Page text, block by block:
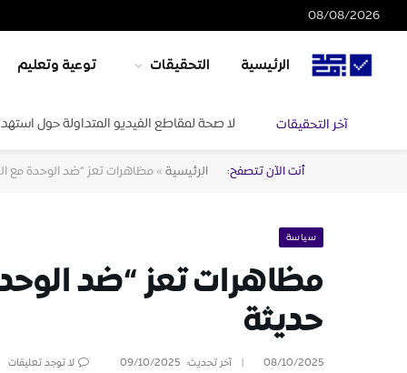
08/08/2026
الرئيسية التحقيقات توعية وتعليم
آخر التحقيقات لا صحة لمقاطع الفيديو المتداولة حول
أنت الآن تتصفح: الرئيسية»مظاهرات تعز “ضد الوحدة مع
سياسة
مظاهرات تعز “ضد
حديثة
08/10/2025 آخر تحديث: 09/10/2025 لا توجد تعليقات